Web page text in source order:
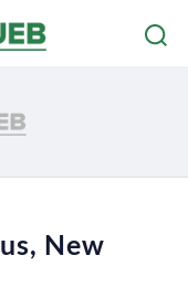
New